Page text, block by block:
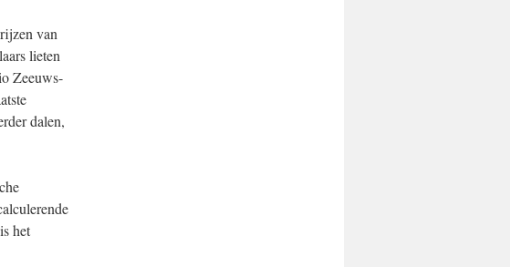
van
lieten
Zeeuws-
dalen,
het